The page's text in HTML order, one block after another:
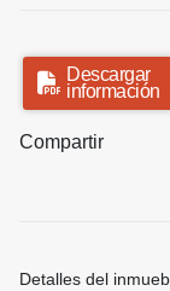
Descargar
información
Compartir
Detalles del